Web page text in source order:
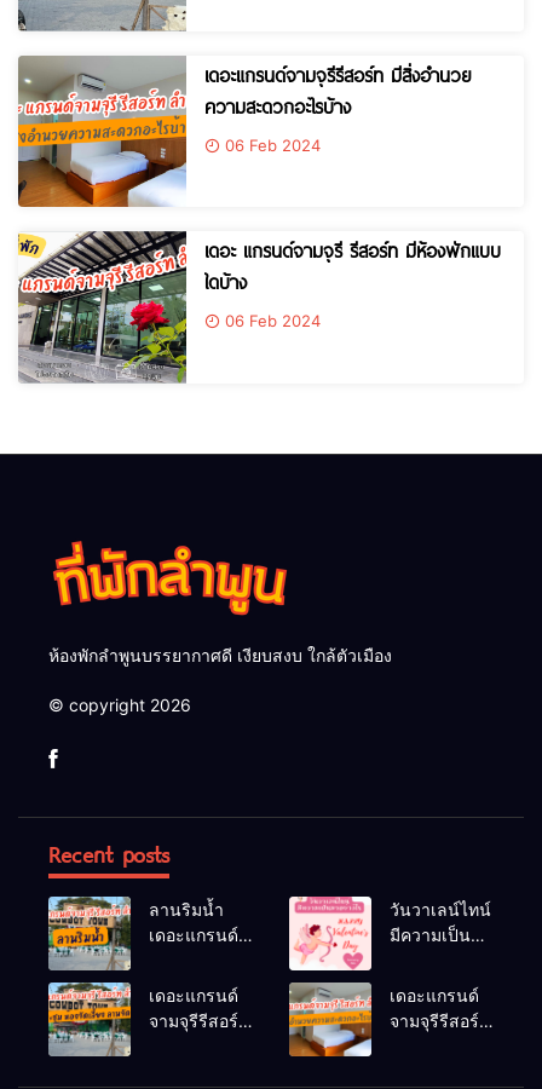
เดอะแกรนด์จามจุรีรีสอร์ท มีสิ่งอำนวย
ความสะดวกอะไรบ้าง
06 Feb 2024
เดอะ แกรนด์จามจุรี รีสอร์ท มีห้องพักแบบ
ใดบ้าง
06 Feb 2024
ห้องพักลำพูนบรรยากาศดี เงียบสงบ ใกล้ตัวเมือง
© copyright 2026
Recent posts
ลานริมน้ำ
เดอะแกรนด์
ลำพูน ลานจัด
กิจกรรมกลาง
วันวาเลน์ไทน์
มีความเป็นมา
เดอะแกรนด์
จามจุรีรีสอร์ท
เดอะแกรนด์
จามจุรีรีสอร์ท